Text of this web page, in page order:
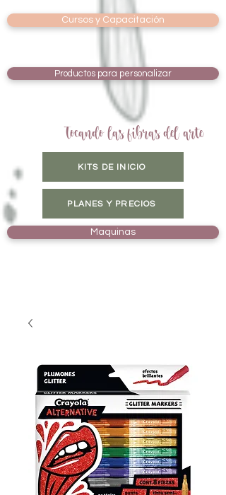
Cursos y Capacitación
Productos para personalizar
Tocando las fibras del arte
KITS DE INICIO
PLANES Y PRECIOS
Maquinas